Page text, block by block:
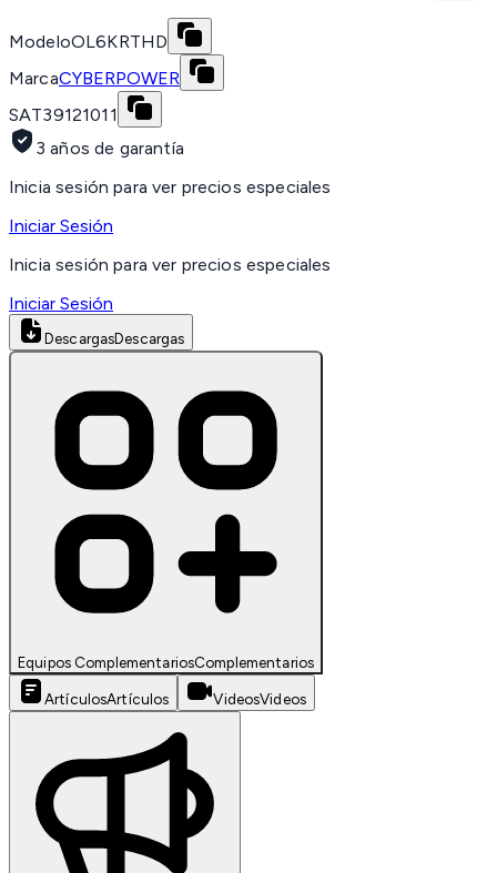
ModeloOL6KRTHD
MarcaCYBERPOWER
SAT39121011
3 años de garantía
Inicia sesión para ver precios especiales
Iniciar Sesión
Inicia sesión para ver precios especiales
Iniciar Sesión
DescargasDescargas
Equipos ComplementariosComplementarios
ArtículosArtículos VideosVideos